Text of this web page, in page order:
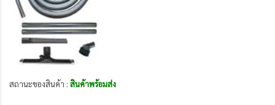
สถานะของสินค้า : สินค้าพร้อมส่ง